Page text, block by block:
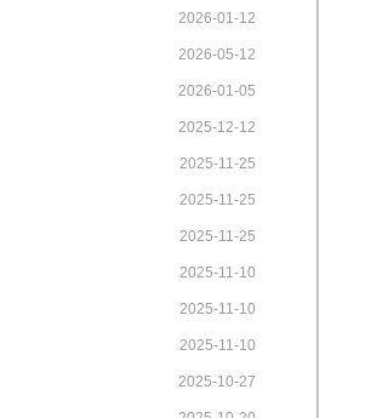
2026-01-12
2026-05-12
2026-01-05
2025-12-12
2025-11-25
2025-11-25
2025-11-25
2025-11-10
2025-11-10
2025-11-10
2025-10-27